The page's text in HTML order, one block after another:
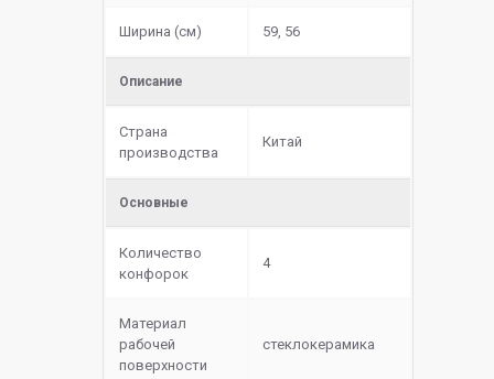
Ширина (см) 59, 56
Описание
Страна
производства
Китай
Основные
Количество
конфорок
4
Материал
рабочей
поверхности
cтеклокерамика